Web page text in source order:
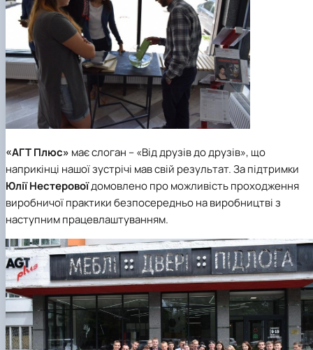
«АГТ Плюс» має слоган – «Від друзів до друзів», що
наприкінці нашої зустрічі мав свій результат. За підтримки
Юлії Нестеровоїдомовлено про можливість проходження
виробничої практики безпосередньо на виробництві з
наступним працевлаштуванням.